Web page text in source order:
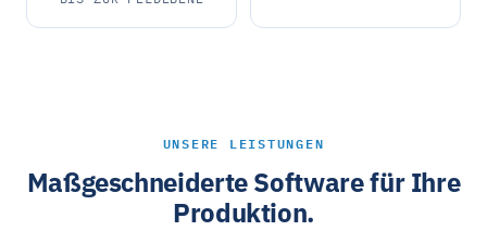
UNSERE LEISTUNGEN
Maßgeschneiderte Software für Ihre
Produktion.